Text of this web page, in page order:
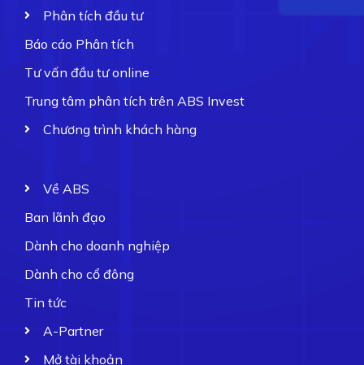
Phân tích đầu tư
Báo cáo Phân tích
Tư vấn đầu tư online
Trung tâm phân tích trên ABS Invest
Chương trình khách hàng
Về ABS
Ban lãnh đạo
Dành cho doanh nghiệp
Dành cho cổ đông
Tin tức
A-Partner
Mở tài khoản